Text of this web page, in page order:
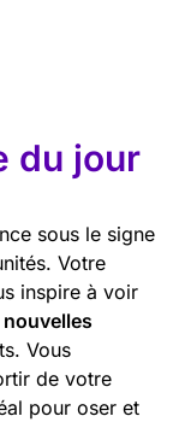
du jour
sous le signe
Votre
inspire à voir
nouvelles
Vous
de votre
pour oser et